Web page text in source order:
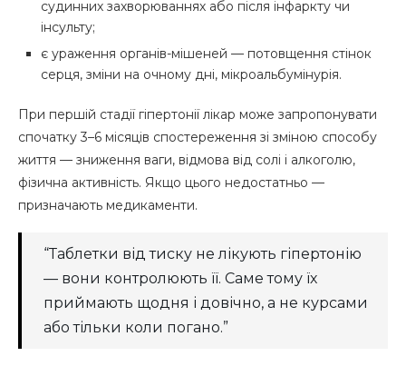
судинних захворюваннях або після інфаркту чи
інсульту;
є ураження органів-мішеней — потовщення стінок
серця, зміни на очному дні, мікроальбумінурія.
При першій стадії гіпертонії лікар може запропонувати
спочатку 3–6 місяців спостереження зі зміною способу
життя — зниження ваги, відмова від солі і алкоголю,
фізична активність. Якщо цього недостатньо —
призначають медикаменти.
“Таблетки від тиску не лікують гіпертонію
— вони контролюють її. Саме тому їх
приймають щодня і довічно, а не курсами
або тільки коли погано.”